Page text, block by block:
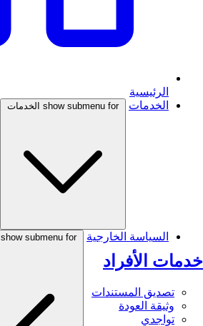
الرئيسية
الخدمات
show submenu for الخدمات
خدمات الأفراد
تصديق المستندات
وثيقة العودة
تواجدي
السياسة الخارجية show submenu for السياسة الخارجية